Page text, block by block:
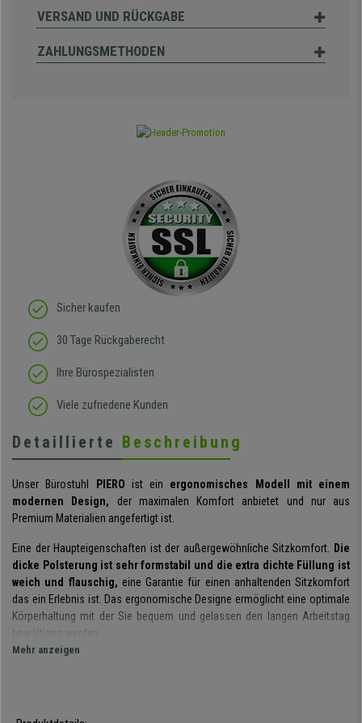
VERSAND UND RÜCKGABE
ZAHLUNGSMETHODEN
Sicher kaufen
30 Tage Rückgaberecht
Ihre Bürospezialisten
Viele zufriedene Kunden
Detaillierte Beschreibung
Unser Bürostuhl PIERO ist ein ergonomisches Modell mit einem
modernen Design, der maximalen Komfort anbietet und nur aus
Premium Materialien angefertigt ist.
Eine der Haupteigenschaften ist der außergewöhnliche Sitzkomfort. Die
dicke Polsterung ist sehr formstabil und die extra dichte Füllung ist
weich und flauschig, eine Garantie für einen anhaltenden Sitzkomfort
das ein Erlebnis ist. Das ergonomische Designe ermöglicht eine optimale
Körperhaltung mit der Sie bequem und gelassen den langen Arbeitstag
bewältigen werden.
Mehr anzeigen